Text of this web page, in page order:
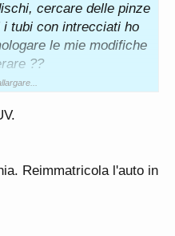
cercare delle pinze
tubi con intrecciati ho
le mie modifiche
??
?
Reimmatricola l'auto in